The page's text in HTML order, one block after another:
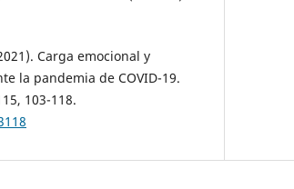
Carga emocional y
la pandemia de COVID-19.
103-118.